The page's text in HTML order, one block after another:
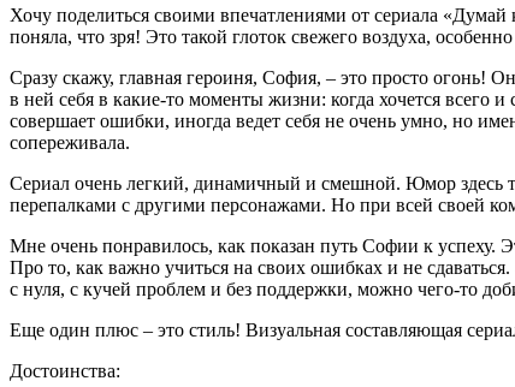
Хочу поделиться своими впечатлениями от сериала
поняла, что зря! Это такой глоток свежего воздуха,
Сразу скажу, главная героиня, София, – это просто огонь!
в ней себя в какие-то моменты жизни: когда хочется всего
совершает ошибки, иногда ведет себя не очень умно, но
сопереживала.
Сериал очень легкий, динамичный и смешной. Юмор здесь
перепалками с другими персонажами. Но при всей своей
Мне очень понравилось, как показан путь Софии к успеху.
Про то, как важно учиться на своих ошибках и не
с нуля, с кучей проблем и без поддержки, можно чего-то
Еще один плюс – это стиль! Визуальная составляющая
Достоинства: